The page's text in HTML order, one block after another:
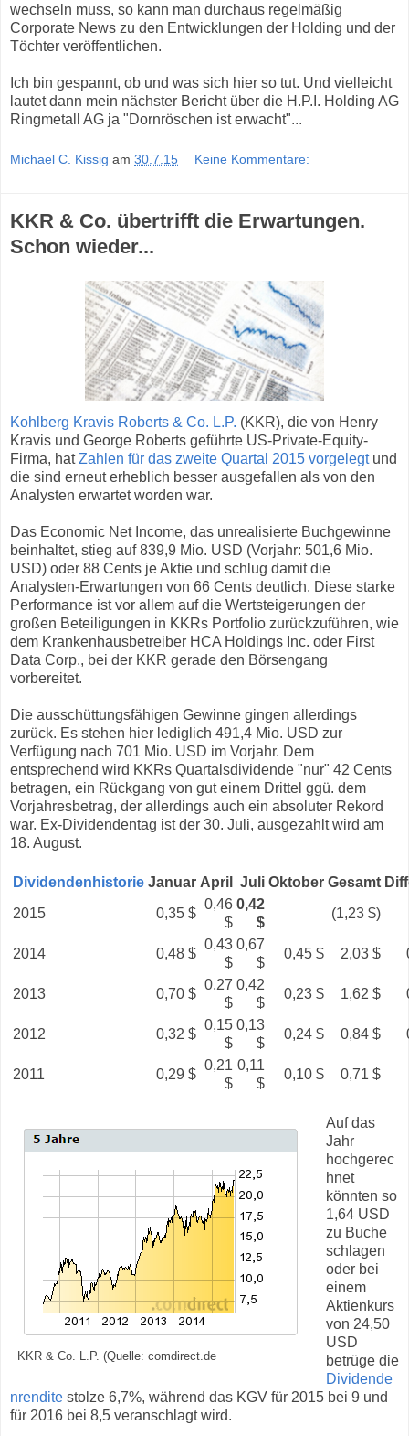
wechseln muss, so kann man durchaus regelmäßig
Corporate News zu den Entwicklungen der Holding und der
Töchter veröffentlichen.
Ich bin gespannt, ob und was sich hier so tut. Und vielleicht
lautet dann mein nächster Bericht über die H.P.I. Holding AG
Ringmetall AG ja "Dornröschen ist erwacht"...
Michael C. Kissig am 30.7.15 Keine Kommentare:
KKR & Co. übertrifft die Erwartungen.
Schon wieder...
Kohlberg Kravis Roberts & Co. L.P. (KKR), die von Henry
Kravis und George Roberts geführte US-Private-Equity-
Firma, hatZahlen für das zweite Quartal 2015 vorgelegtund
die sind erneut erheblich besser ausgefallen als von den
Analysten erwartet worden war.
Das Economic Net Income, das unrealisierte Buchgewinne
beinhaltet, stieg auf 839,9 Mio. USD (Vorjahr: 501,6 Mio.
USD) oder 88 Cents je Aktie und schlug damit die
Analysten-Erwartungen von 66 Cents deutlich. Diese starke
Performance ist vor allem auf die Wertsteigerungen der
großen Beteiligungen in KKRs Portfolio zurückzuführen, wie
dem Krankenhausbetreiber HCA Holdings Inc. oder First
Data Corp., bei der KKR gerade den Börsengang
vorbereitet.
Die ausschüttungsfähigen Gewinne gingen allerdings
zurück. Es stehen hier lediglich 491,4 Mio. USD zur
Verfügung nach 701 Mio. USD im Vorjahr. Dem
entsprechend wird KKRs Quartalsdividende "nur" 42 Cents
betragen, ein Rückgang von gut einem Drittel ggü. dem
Vorjahresbetrag, der allerdings auch ein absoluter Rekord
war. Ex-Dividendentag ist der 30. Juli, ausgezahlt wird am
18. August.
Dividendenhistorie Januar April Juli Oktober Gesamt
2015
0,35 $
0,46
$
0,42
$
(1,23 $)
2014 0,48 $
0,43
$
0,67
$
0,45 $ 2,03 $
2013 0,70 $
0,27
$
0,42
$
0,23 $ 1,62 $
2012 0,32 $
0,15
$
0,13
$
0,24 $ 0,84 $
2011 0,29 $
0,21
$
0,11
$
0,10 $ 0,71 $
KKR & Co. L.P. (Quelle: comdirect.de
Auf das
Jahr
hochgerec
hnet
könnten so
1,64 USD
zu Buche
schlagen
oder bei
einem
Aktienkurs
von 24,50
USD
betrüge die
Dividende
nrendite stolze 6,7%, während das KGV für 2015 bei 9 und
für 2016 bei 8,5 veranschlagt wird.